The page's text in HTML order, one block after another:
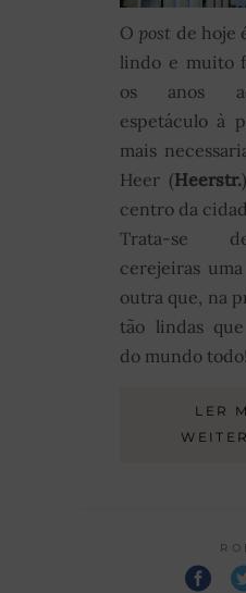
Opost de hoje
lindo e muito
os anos
espetáculo à
mais
Heer (Heerstr.
centro da
Trata-se
cerejeiras
outra que, na
tão lindas
do mundo todo!
LER